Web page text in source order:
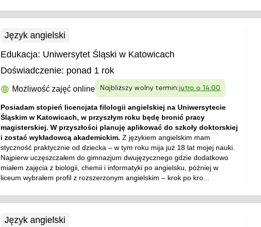
Język angielski
Edukacja: Uniwersytet Śląski w Katowicach
Doświadczenie: ponad 1 rok
Możliwość zajęć online Najbliższy wolny termin:jutro o 14:00
Posiadam stopień licencjata filologii angielskiej na Uniwersytecie
Śląskim w Katowicach, w przyszłym roku będę bronić pracy
magisterskiej. W przyszłości planuję aplikować do szkoły doktorskiej
i zostać wykładowcą akademickim.Z językiem angielskim mam
styczność praktycznie od dziecka – w tym roku mija już 18 lat mojej nauki.
Najpierw uczęszczałem do gimnazjum dwujęzycznego gdzie dodatkowo
miałem zajęcia z biologii, chemii i informatyki po angielsku, później w
liceum wybrałem profil z rozszerzonym angielskim – krok po kro...
Język angielski